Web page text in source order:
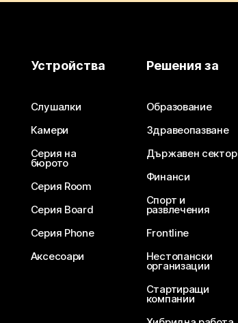
Устройства
Слушалки
Камери
Серия на
бюрото
Серия Room
Серия Board
Серия Phone
Аксесоари
Решения за
Образование
Здравеопазване
Държавен сектор
Финанси
Спорт и
развлечения
Frontline
Нестопански
организации
Стартиращи
компании